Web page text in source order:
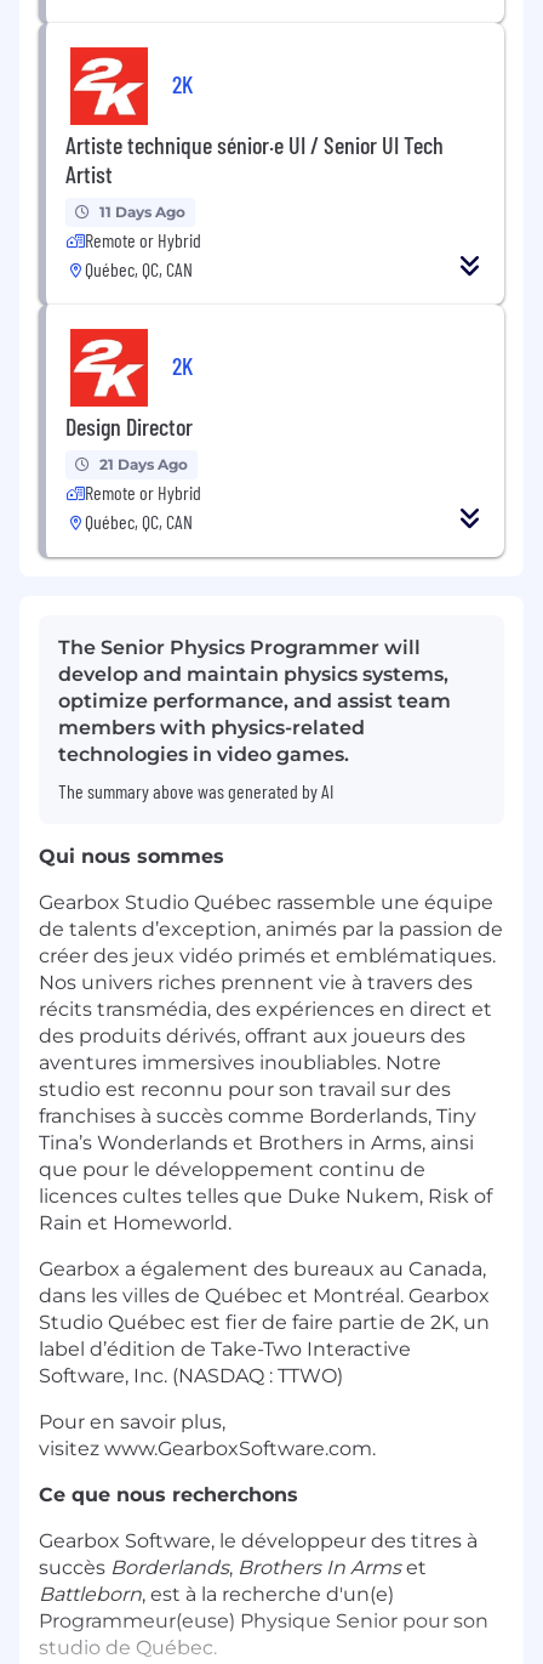
2K
Artiste technique sénior·e UI / Senior UI Tech
Artist
11 Days Ago
Remote or Hybrid
Québec, QC, CAN
2K
Design Director
21 Days Ago
Remote or Hybrid
Québec, QC, CAN
The Senior Physics Programmer will
develop and maintain physics systems,
optimize performance, and assist team
members with physics-related
technologies in video games.
The summary above was generated by AI
Qui nous sommes
Gearbox Studio Québec rassemble une équipe
de talents d’exception, animés par la passion de
créer des jeux vidéo primés et emblématiques.
Nos univers riches prennent vie à travers des
récits transmédia, des expériences en direct et
des produits dérivés, offrant aux joueurs des
aventures immersives inoubliables. Notre
studio est reconnu pour son travail sur des
franchises à succès comme Borderlands, Tiny
Tina’s Wonderlands et Brothers in Arms, ainsi
que pour le développement continu de
licences cultes telles que Duke Nukem, Risk of
Rain et Homeworld.
Gearbox a également des bureaux au Canada,
dans les villes de Québec et Montréal. Gearbox
Studio Québec est fier de faire partie de 2K, un
label d’édition de Take-Two Interactive
Software, Inc. (NASDAQ : TTWO)
Pour en savoir plus,
visitez www.GearboxSoftware.com.
Ce que nous recherchons
Gearbox Software, le développeur des titres à
succès Borderlands, Brothers In Armset
Battleborn, est à la recherche d'un(e)
Programmeur(euse) Physique Senior pour son
studio de Québec.